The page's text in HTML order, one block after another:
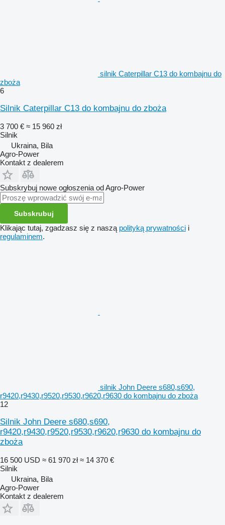
silnik Caterpillar C13 do kombajnu do
zboża
6
Silnik Caterpillar C13 do kombajnu do zboża
3 700 € ≈ 15 960 zł
Silnik
Ukraina, Bila
Agro-Power
Kontakt z dealerem
Subskrybuj nowe ogłoszenia od Agro-Power
Subskrubuj
Klikając tutaj, zgadzasz się z naszą polityką prywatności i
regulaminem.
silnik John Deere s680,s690,
r9420,r9430,r9520,r9530,r9620,r9630 do kombajnu do zboża
12
Silnik John Deere s680,s690,
r9420,r9430,r9520,r9530,r9620,r9630 do kombajnu do
zboża
16 500 USD ≈ 61 970 zł ≈ 14 370 €
Silnik
Ukraina, Bila
Agro-Power
Kontakt z dealerem